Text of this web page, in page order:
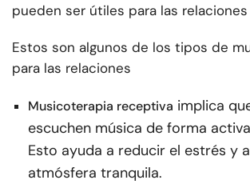
pueden ser útiles para las
Estos son algunos de los tipos de
para las relaciones
Musicoterapia receptiva implica
escuchen música de forma
Esto ayuda a reducir el estrés y
atmósfera tranquila.